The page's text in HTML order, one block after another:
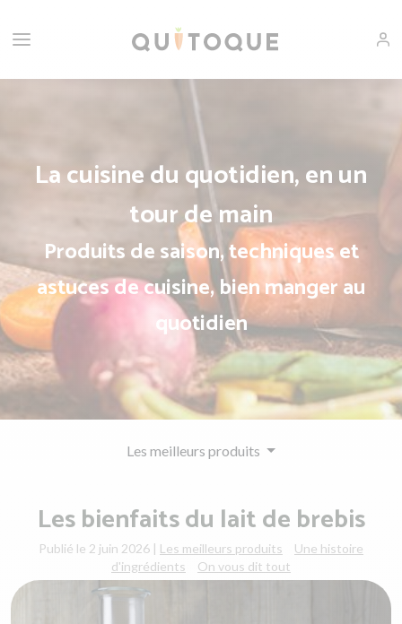
La cuisine du quotidien, en un
tour de main
Produits de saison, techniques et
astuces de cuisine, bien manger au
quotidien
Les meilleurs produits
Les bienfaits du lait de brebis
Publié le 2 juin 2026 | Les meilleurs produits
Une histoire
d'ingrédients
On vous dit tout